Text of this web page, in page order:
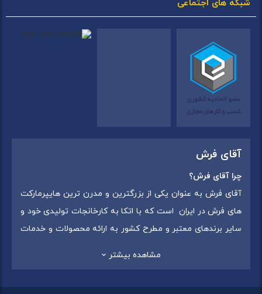
شبکه های اجتماعی
آقای فرش
چرا آقای فرش؟
آقای فرش به عنوان یکی از بزرگترین و مدرن ترین هایپرمارکت
های فرش در ایران است که با اتکا به کارخانجات تولیدی خود و
سایر برندهای معتبر و مطرح کشور به ارائه محصولات و خدمات
مشاهده بیشتر